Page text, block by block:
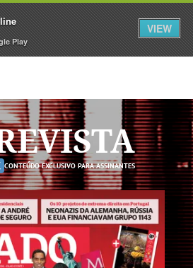
Assine Iniciar Sessão
CONTEÚDO EXCLUSIVO PARA ASSINANTES
Play
VIEW